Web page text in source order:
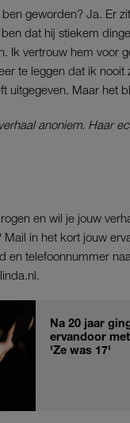
geworden? Ja. Er
dat hij stiekem
Ik vertrouw hem voor
te leggen dat ik nooit
uitgegeven. Maar het
anoniem. Haar
en wil je jouw
Mail in het kort jouw
en telefoonnummer
Na 20 jaar
ervandoor
'Ze was 17'